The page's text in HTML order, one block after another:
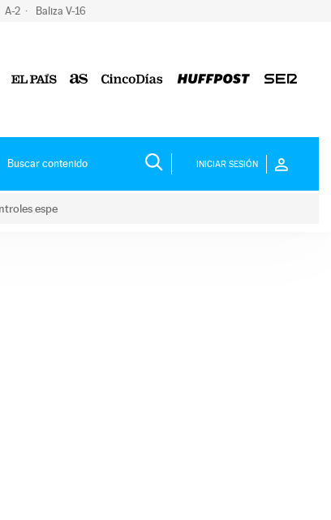
A-2 Baliza V-16
INICIAR SESIÓN
espe